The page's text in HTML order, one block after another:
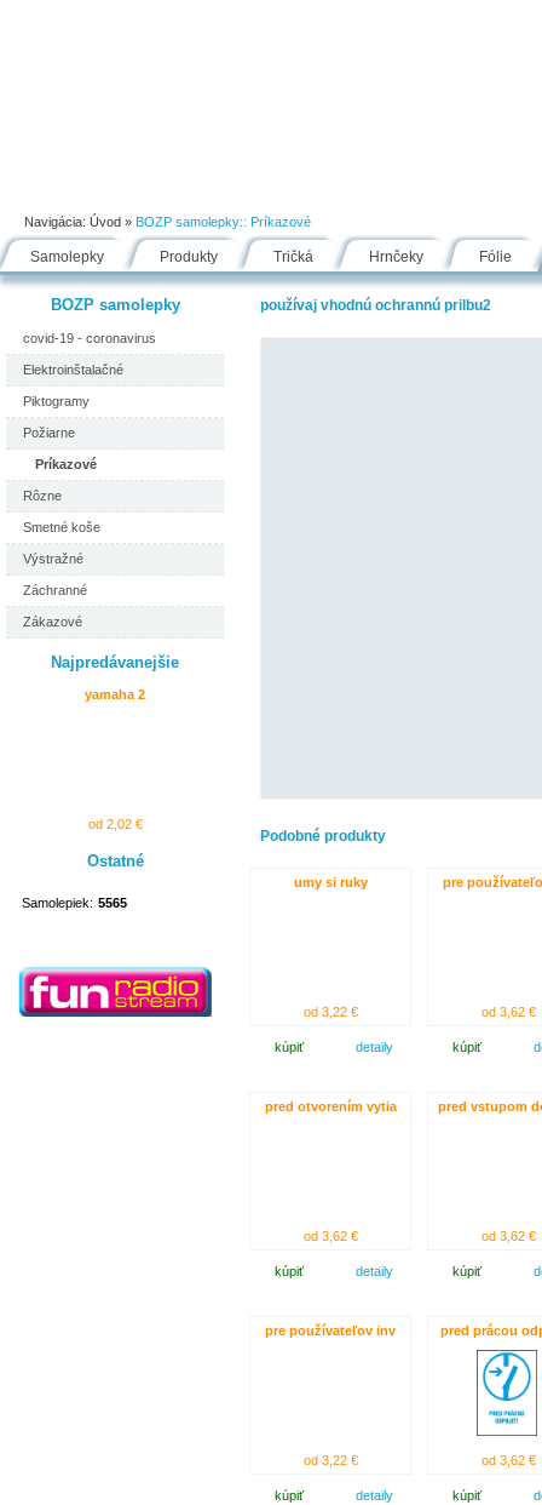
Navigácia: Úvod » BOZP samolepky:: Príkazové
Samolepky Produkty Tričká Hrnčeky Fólie
BOZP samolepky
covid-19 - coronavirus
Elektroinštalačné
Piktogramy
Požiarne
Príkazové
Rôzne
Smetné koše
Výstražné
Záchranné
Zákazové
Najpredávanejšie
yamaha 2
od 2,02 €
Ostatné
Samolepiek: 5565
používaj vhodnú ochrannú prilbu2
Podobné produkty
umy si ruky
od 3,22 €
kúpiť detaily
pre
od 3,62 €
kúpiť
pred otvorením vytia
od 3,62 €
kúpiť detaily
pred vstupom
od 3,62 €
kúpiť
pre používateľov inv
od 3,22 €
kúpiť detaily
pred prácou
od 3,62 €
kúpiť